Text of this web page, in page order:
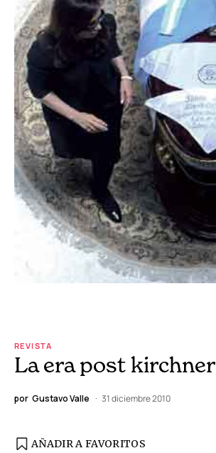
REVISTA
La era post kirchner
por Gustavo Valle 31 diciembre 2010
AÑADIR A FAVORITOS